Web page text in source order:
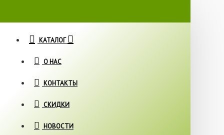
КАТАЛОГ
О НАС
КОНТАКТЫ
СКИДКИ
НОВОСТИ